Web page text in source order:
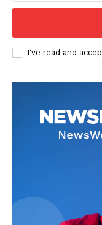
I've read and